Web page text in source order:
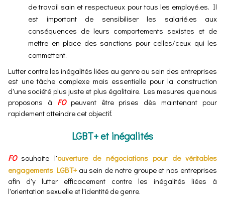
de travail sain et respectueux pour tous les employé.es. Il
est important de sensibiliser les salarié.es aux
conséquences de leurs comportements sexistes et de
mettre en place des sanctions pour celles/ceux qui les
commettent.
Lutter contre les inégalités liées au genre au sein des entreprises
est une tâche complexe mais essentielle pour la construction
d'une société plus juste et plus égalitaire. Les mesures que nous
proposons à FOpeuvent être prises dès maintenant pour
rapidement atteindre cet objectif.
LGBT+ et inégalités
FOsouhaite l'ouverture de négociations pour de véritables
engagements LGBT+au sein de notre groupe et nos entreprises
afin d'y lutter efficacement contre les inégalités liées à
l'orientation sexuelle et l'identité de genre.